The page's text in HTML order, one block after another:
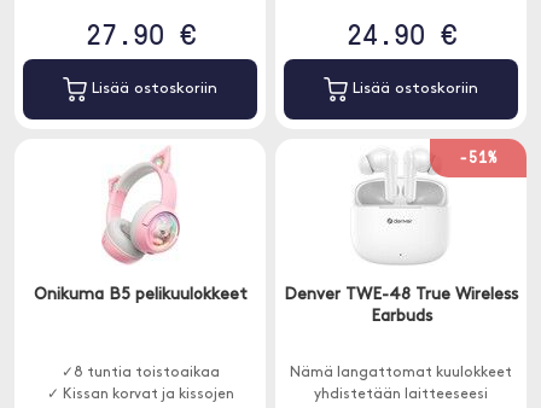
27.90 €
Lisää ostoskoriin
24.90 €
Lisää ostoskoriin
Onikuma B5 pelikuulokkeet
✓8 tuntia toistoaikaa
✓ Kissan korvat ja kissojen
-51%
Denver TWE-48 True Wireless
Earbuds
Nämä langattomat kuulokkeet
yhdistetään laitteeseesi